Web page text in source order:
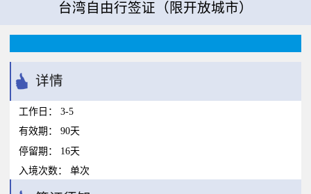
台湾自由行签证（限开放城市）
详情
工作日：
3-5
有效期：
90天
停留期：
16天
入境次数：
单次